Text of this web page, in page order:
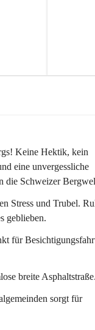
Keine Hektik, kein
eine unvergessliche
die Schweizer
Stress und Trubel.
geblieben.
für
breite
sorgt für